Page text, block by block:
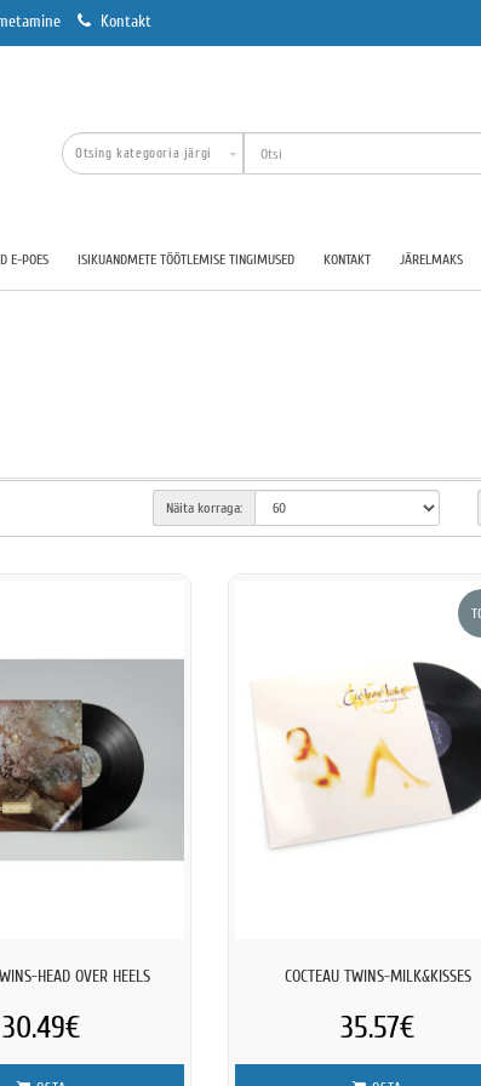
Kontakt
E-POES ISIKUANDMETE TÖÖTLEMISE TINGIMUSED KONTAKT JÄRELMAKS
Näita korraga:
HEAD OVER HEELS
30.49€
COCTEAU TWINS-MILK&KISSES
35.57€